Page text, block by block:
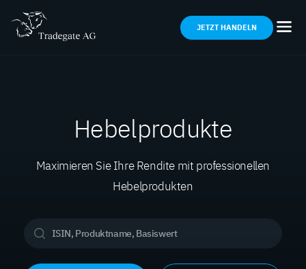
JETZT HANDELN
Hebelprodukte
Maximieren Sie Ihre Rendite mit professionellen
Hebelprodukten